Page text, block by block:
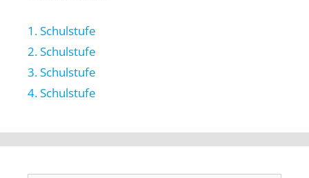
1. Schulstufe
2. Schulstufe
3. Schulstufe
4. Schulstufe